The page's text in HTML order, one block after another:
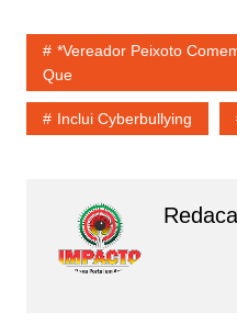
c
e
b
k
at
s
A
e
gr
a
ai
l
*Vereador Peixoto
Que
Inclui Cyberbullying